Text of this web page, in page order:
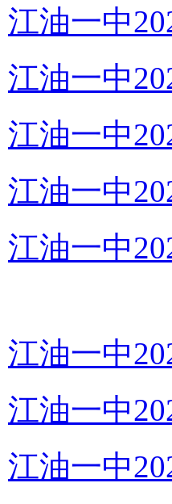
江油一中
江油一中
江油一中
江油一中
江油一中
江油一中
江油一中
江油一中